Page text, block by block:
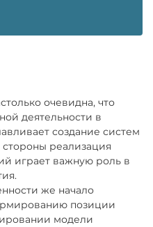
очевидна, что
деятельности в
создание систем
стороны реализация
играет важную роль в
же начало
позиции
модели